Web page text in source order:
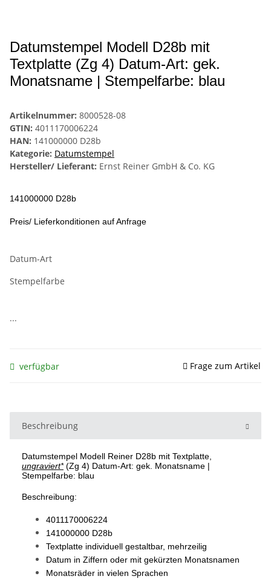
Datumstempel Modell D28b mit
Textplatte (Zg 4) Datum-Art: gek.
Monatsname | Stempelfarbe: blau
Artikelnummer: 8000528-08
GTIN: 4011170006224
HAN: 141000000 D28b
Kategorie: Datumstempel
Hersteller/ Lieferant: Ernst Reiner GmbH & Co. KG
141000000 D28b
Preis/ Lieferkonditionen auf Anfrage
Datum-Art
Stempelfarbe
...
verfügbar Frage zum Artikel
Beschreibung
Datumstempel Modell Reiner D28b mit Textplatte,
ungraviert* (Zg 4) Datum-Art: gek. Monatsname |
Stempelfarbe: blau
Beschreibung:
4011170006224
141000000 D28b
Textplatte individuell gestaltbar, mehrzeilig
Datum in Ziffern oder mit gekürzten Monatsnamen
Monatsräder in vielen Sprachen